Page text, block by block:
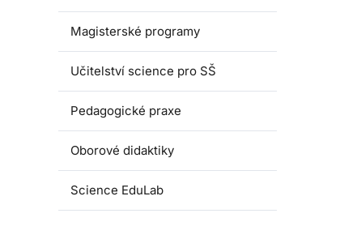
Magisterské programy
Učitelství science pro SŠ
Pedagogické praxe
Oborové didaktiky
Science EduLab